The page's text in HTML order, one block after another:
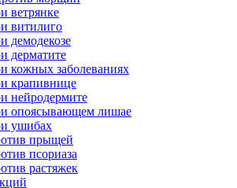
ветрянке
витилиго
демодекозе
дерматите
кожных заболеваниях
крапивнице
нейродермите
опоясывающем лишае
ушибах
прыщей
псориаза
растяжек